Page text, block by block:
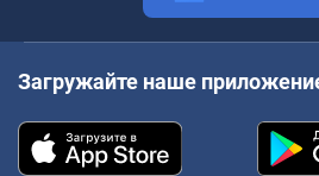
Загружайте наше